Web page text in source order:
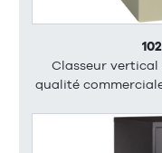
Classeur
qualité